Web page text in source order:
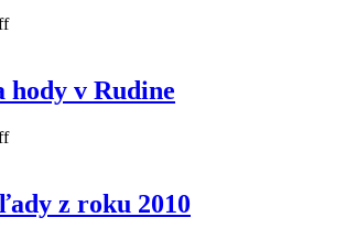
hody v Rudine
z roku 2010